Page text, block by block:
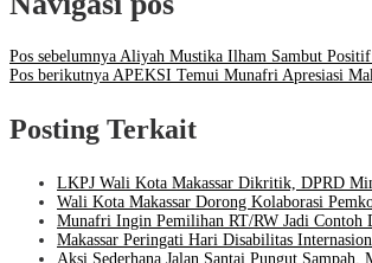
Pos sebelumnya Aliyah Mustika Ilham Sambut
Pos berikutnya APEKSI Temui Munafri Apresiasi
Posting Terkait
LKPJ Wali Kota Makassar Dikritik, DPRD
Wali Kota Makassar Dorong Kolaborasi
Munafri Ingin Pemilihan RT/RW Jadi Contoh
Makassar Peringati Hari Disabilitas
Aksi Sederhana Jalan Santai Pungut